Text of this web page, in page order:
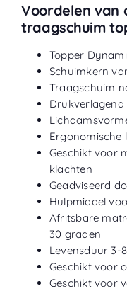
Voordelen van
traagschuim
Topper
Schuimkern
Traagschuim
Drukverlagend
Ergonomische
Geschikt voor
klachten
Geadviseerd
Hulpmiddel
Afritsbare
30 graden
Levensduur 3-
Geschikt voor
Geschikt voor